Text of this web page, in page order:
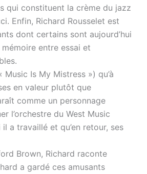
qui constituent la crème du jazz
Enfin, Richard Rousselet est
dont certains sont aujourd’hui
entre essai et
Is My Mistress ») qu’à
en valeur plutôt que
comme un personnage
l’orchestre du West Music
a travaillé et qu’en retour, ses
Brown, Richard raconte
a gardé ces amusants